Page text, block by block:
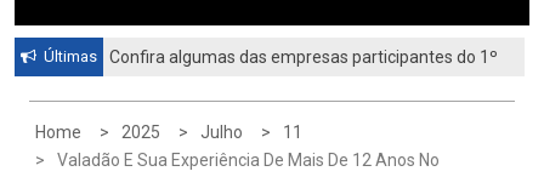
Últimas
Confira algumas das empresas participantes do 1º
Home 2025 Julho
11
Valadão E Sua Experiência De Mais De 12 Anos No